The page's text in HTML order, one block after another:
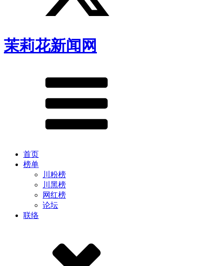
茉莉花新闻网
首页
榜单
川粉榜
川黑榜
网红榜
论坛
联络